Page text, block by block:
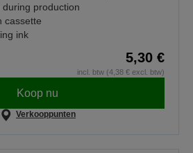
production
cassette
ink
5,30 €
incl. btw (4,38 € excl. btw)
Koop nu
Verkooppunten